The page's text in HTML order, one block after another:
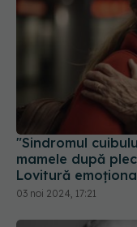
"Sindromul
mamele după
Lovitură
"mamă"
03 noi 2024, 17:21